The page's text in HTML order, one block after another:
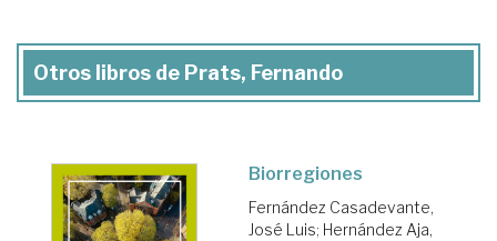
Otros libros de Prats, Fernando
Biorregiones
Fernández Casadevante,
José Luis; Hernández Aja,